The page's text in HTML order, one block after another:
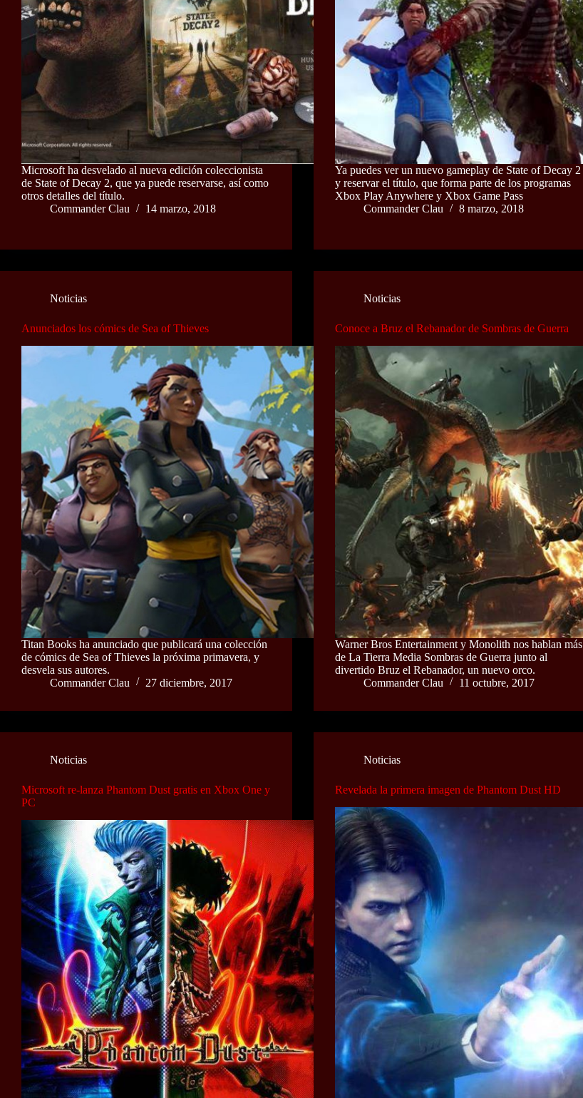
Microsoft ha desvelado al nueva edición coleccionista
de State of Decay 2, que ya puede reservarse, así como
otros detalles del título.
Commander Clau
14 marzo, 2018
Ya puedes ver un nuevo gameplay de State of Decay 2
y reservar el título, que forma parte de los programas
Xbox Play Anywhere y Xbox Game Pass
Commander Clau
8 marzo, 2018
Noticias
Anunciados los cómics de Sea of Thieves
Titan Books ha anunciado que publicará una colección
de cómics de Sea of Thieves la próxima primavera, y
desvela sus autores.
Commander Clau
27 diciembre, 2017
Noticias
Conoce a Bruz el Rebanador de Sombras de Guerra
Warner Bros Entertainment y Monolith nos hablan más
de La Tierra Media Sombras de Guerra junto al
divertido Bruz el Rebanador, un nuevo orco.
Commander Clau
11 octubre, 2017
Noticias
Microsoft re-lanza Phantom Dust gratis en Xbox One y
PC
Noticias
Revelada la primera imagen de Phantom Dust HD